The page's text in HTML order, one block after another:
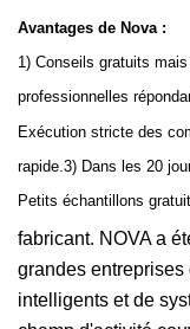
Avantages de Nova :
1) Conseils gratuits
professionnelles
Exécution stricte des
rapide.3) Dans les 20
Petits échantillons
fabricant. NOVA a
grandes
intelligents et de